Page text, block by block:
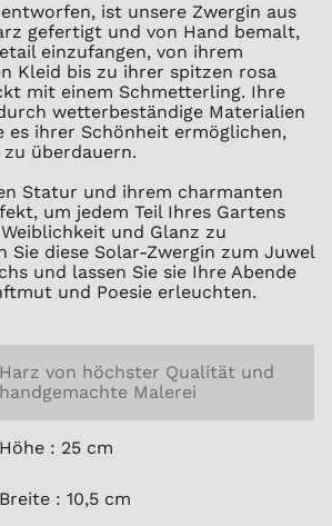
ist unsere Zwergin aus
gefertigt und von Hand bemalt,
einzufangen, von ihrem
Kleid bis zu ihrer spitzen rosa
mit einem Schmetterling. Ihre
wetterbeständige Materialien
es ihrer Schönheit ermöglichen,
überdauern.
Statur und ihrem charmanten
um jedem Teil Ihres Gartens
und Glanz zu
Sie diese Solar-Zwergin zum Juwel
und lassen Sie sie Ihre Abende
und Poesie erleuchten.
Harz von höchster Qualität und
handgemachte Malerei
Höhe : 25 cm
Breite : 10,5 cm